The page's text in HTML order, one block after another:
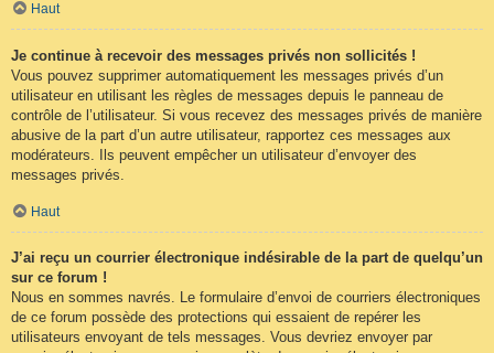
Haut
Je continue à recevoir des messages privés non sollicités !
Vous pouvez supprimer automatiquement les messages privés d’un
utilisateur en utilisant les règles de messages depuis le panneau de
contrôle de l’utilisateur. Si vous recevez des messages privés de manière
abusive de la part d’un autre utilisateur, rapportez ces messages aux
modérateurs. Ils peuvent empêcher un utilisateur d’envoyer des
messages privés.
Haut
J’ai reçu un courrier électronique indésirable de la part de quelqu’un
sur ce forum !
Nous en sommes navrés. Le formulaire d’envoi de courriers électroniques
de ce forum possède des protections qui essaient de repérer les
utilisateurs envoyant de tels messages. Vous devriez envoyer par